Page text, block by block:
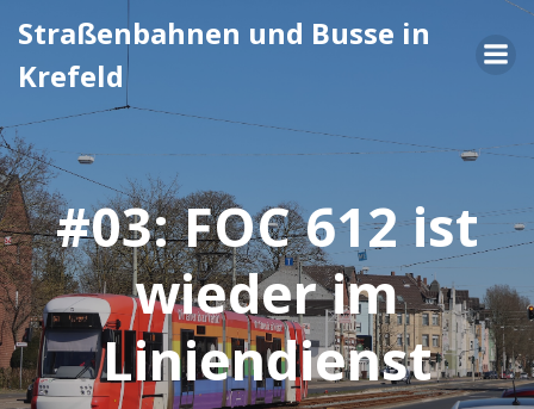
Inhalt
Straßenbahnen und Busse in
Krefeld
#03: FOC 612 ist
wieder im
Liniendienst